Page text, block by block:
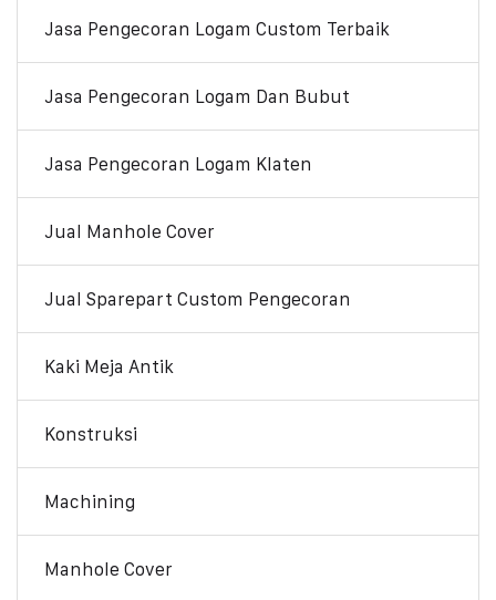
Jasa Pengecoran Logam Custom Terbaik
Jasa Pengecoran Logam Dan Bubut
Jasa Pengecoran Logam Klaten
Jual Manhole Cover
Jual Sparepart Custom Pengecoran
Kaki Meja Antik
Konstruksi
Machining
Manhole Cover